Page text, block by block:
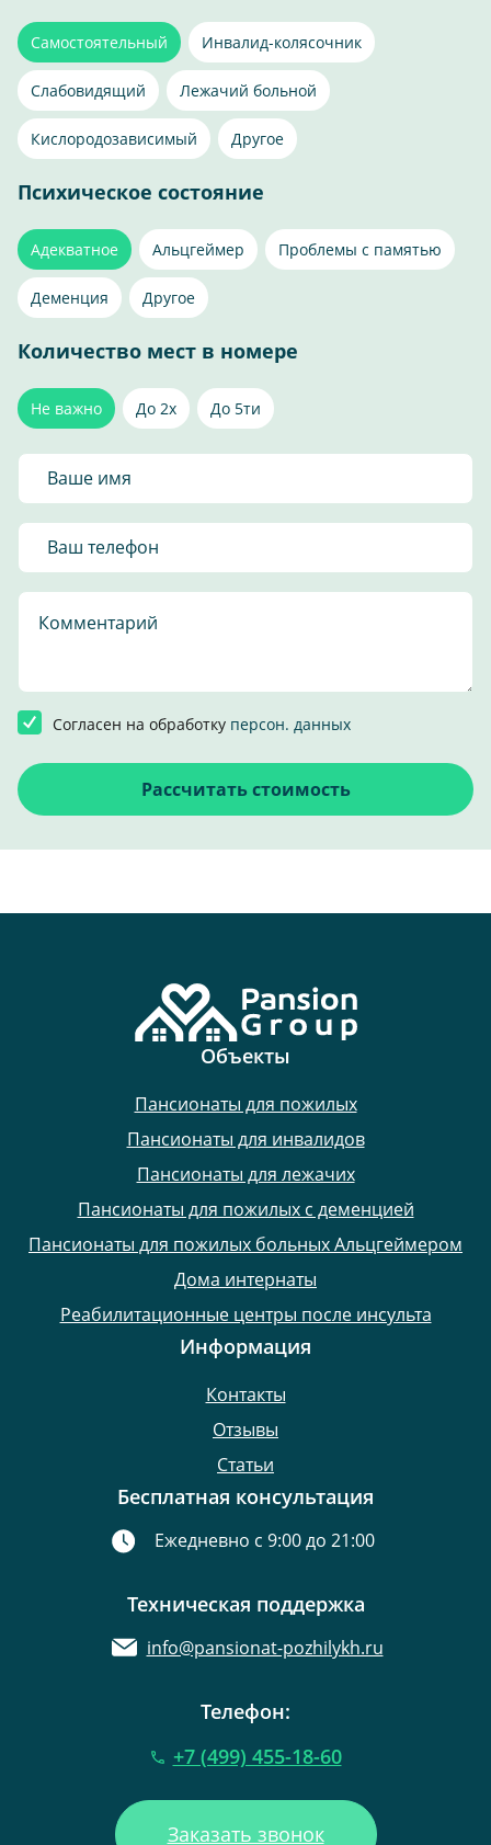
Самостоятельный Инвалид-колясочник
Слабовидящий Лежачий больной
Кислородозависимый Другое
Психическое состояние
Адекватное Альцгеймер Проблемы с памятью
Деменция Другое
Количество мест в номере
Не важно До 2х До 5ти
Согласен на обработку персон. данных
Рассчитать стоимость
Объекты
Пансионаты для пожилых
Пансионаты для инвалидов
Пансионаты для лежачих
Пансионаты для пожилых с деменцией
Пансионаты для пожилых больных Альцгеймером
Дома интернаты
Реабилитационные центры после инсульта
Информация
Контакты
Отзывы
Статьи
Бесплатная консультация
Ежедневно с 9:00 до 21:00
Техническая поддержка
info@pansionat-pozhilykh.ru
Телефон:
+7 (499) 455-18-60
Заказать звонок